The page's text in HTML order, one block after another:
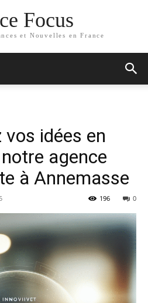
Focus
et Nouvelles en France
idées en
agence
à Annemasse
0
196